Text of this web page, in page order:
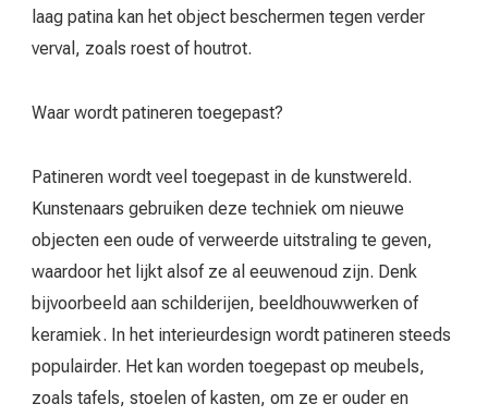
laag patina kan het object beschermen tegen verder
verval, zoals roest of houtrot.
Waar wordt patineren toegepast?
Patineren wordt veel toegepast in de kunstwereld.
Kunstenaars gebruiken deze techniek om nieuwe
objecten een oude of verweerde uitstraling te geven,
waardoor het lijkt alsof ze al eeuwenoud zijn. Denk
bijvoorbeeld aan schilderijen, beeldhouwwerken of
keramiek. In het interieurdesign wordt patineren steeds
populairder. Het kan worden toegepast op meubels,
zoals tafels, stoelen of kasten, om ze er ouder en